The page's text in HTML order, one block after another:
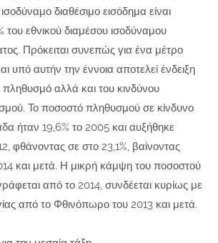
διαθέσιμο εισόδημα είναι
του εθνικού διαμέσου ισοδύναμου
Πρόκειται συνεπώς για ένα μέτρο
υπό αυτήν την έννοια αποτελεί ένδειξη
πληθυσμό αλλά και του κινδύνου
Το ποσοστό πληθυσμού σε κίνδυνο
ήταν 19,6% το 2005 και αυξήθηκε
φθάνοντας σε στο 23,1%, βαίνοντας
και μετά. Η μικρή κάμψη του ποσοστού
από το 2014, συνδέεται κυρίως με
από το Φθινόπωρο του 2013 και μετά.